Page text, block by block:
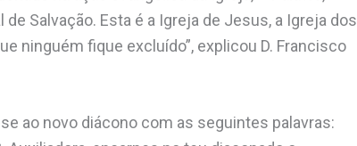
Salvação. Esta é a Igreja de Jesus, a Igreja dos
ninguém fique excluído”, explicou D. Francisco
ao novo diácono com as seguintes palavras: